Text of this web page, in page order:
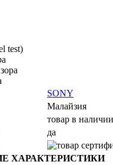
test)
SONY
Малайзия
товар в наличии
да
ХАРАКТЕРИСТИКИ